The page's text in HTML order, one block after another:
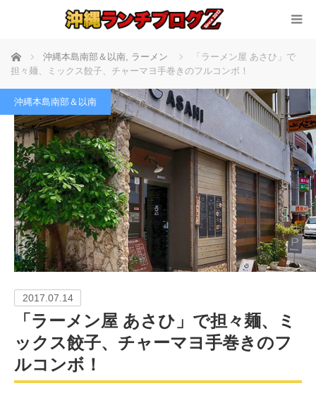
ホーム 沖縄本島南部＆以南, ラーメン
「ラーメン屋 あさひ」で
担々麺、ミックス餃子、チャーマヨ手巻きのフルコンボ！
沖縄本島南部＆以南
2017.07.14
「ラーメン屋 あさひ」で担々麺、ミ
ックス餃子、チャーマヨ手巻きのフ
ルコンボ！